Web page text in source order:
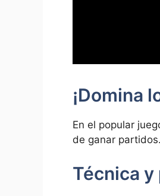
¡Domina
En el popular
de ganar
Técnica